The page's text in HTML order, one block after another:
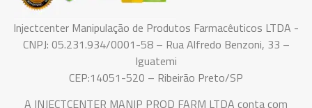
Injectcenter Manipulação de Produtos Farmacêuticos LTDA -
CNPJ: 05.231.934/0001-58 – Rua Alfredo Benzoni, 33 –
Iguatemi
CEP:14051-520 – Ribeirão Preto/SP
A INJECTCENTER MANIP PROD FARM LTDA conta com